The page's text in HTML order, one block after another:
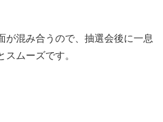
が混み合うので、抽選会後に一息
ムーズです。